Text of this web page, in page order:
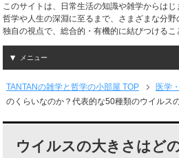
このサイトは、日常生活の知識や雑学からはじ
哲学や人生の深淵に至るまで、さまざまな分野
独自の視点で、総合的・有機的に結びつける
メニュー
TANTANの雑学と哲学の小部屋 TOP 医学
のくらいなのか？代表的な50種類のウイルス
ウイルスの大きさはど